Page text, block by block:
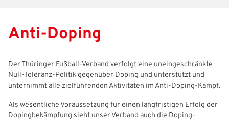
Anti-Doping
Der Thüringer Fußball-Verband verfolgt eine uneingeschränkte
Null-Toleranz-Politik gegenüber Doping und unterstützt und
unternimmt alle zielführenden Aktivitäten im Anti-Doping-Kampf.
Als wesentliche Voraussetzung für einen langfristigen Erfolg der
Dopingbekämpfung sieht unser Verband auch die Doping-